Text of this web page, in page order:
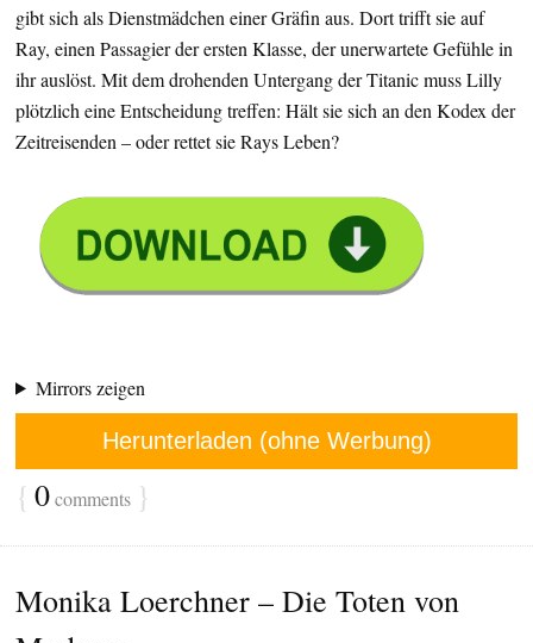
gibt sich als Dienstmädchen einer Gräfin aus. Dort trifft sie auf
Ray, einen Passagier der ersten Klasse, der unerwartete Gefühle in
ihr auslöst. Mit dem drohenden Untergang der Titanic muss Lilly
plötzlich eine Entscheidung treffen: Hält sie sich an den Kodex der
Zeitreisenden – oder rettet sie Rays Leben?
Mirrors zeigen
Herunterladen (ohne Werbung)
{ 0comments }
Monika Loerchner – Die Toten von